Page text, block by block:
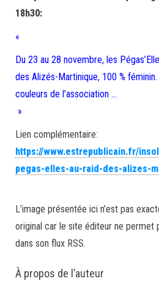
18h30:
«
Du 23 au 28 novembre, les
des Alizés-Martinique, 100 %
couleurs de l’association …
»
Lien complémentaire:
https://www.estrepublicain.fr/
pegas-elles-au-raid-des-alizes-
L’image présentée ici n’est pas
original car le site éditeur ne permet
dans son flux RSS.
À propos de l’auteur